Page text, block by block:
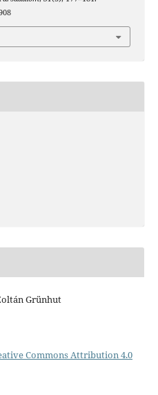
Grünhut
Commons Attribution 4.0